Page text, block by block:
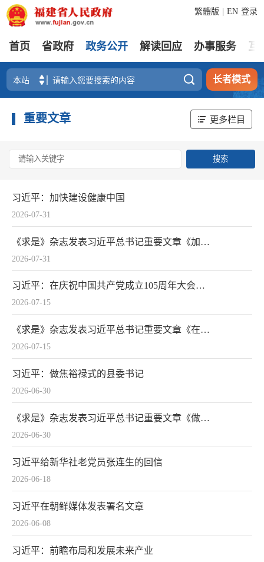
登录
繁體版 EN
首页 省政府 政务公开 解读回应 办事服务 互
 长者模式
重要文章 更多栏目
2026-07-31
习近平：加快建设健康中国
2026-07-31
《求是》杂志发表习近平总书记重要文章《加快建设健康中国》
2026-07-15
习近平：在庆祝中国共产党成立105周年大会上的讲话
2026-07-15
《求是》杂志发表习近平总书记重要文章《在庆祝中国共产党成立105周年大会上的讲话》
2026-06-30
习近平：做焦裕禄式的县委书记
2026-06-30
《求是》杂志发表习近平总书记重要文章《做焦裕禄式的县委书记》
2026-06-18
习近平给新华社老党员张连生的回信
2026-06-08
习近平在朝鲜媒体发表署名文章
习近平：前瞻布局和发展未来产业